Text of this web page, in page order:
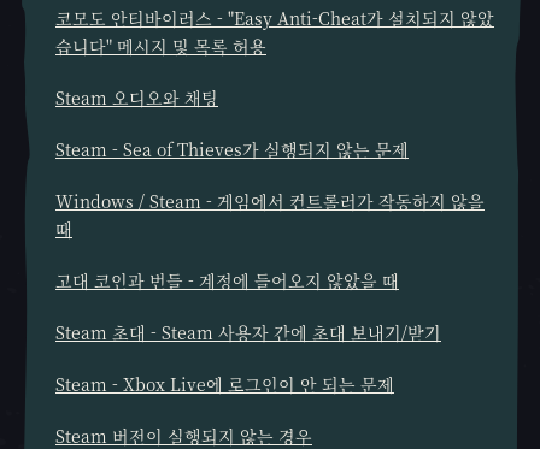
코모도 안티바이러스 - "Easy Anti-Cheat가 설치되지 않았
습니다" 메시지 및 목록 허용
Steam 오디오와 채팅
Steam - Sea of Thieves가 실행되지 않는 문제
Windows / Steam - 게임에서 컨트롤러가 작동하지 않을
때
고대 코인과 번들 - 계정에 들어오지 않았을 때
Steam 초대 - Steam 사용자 간에 초대 보내기/받기
Steam - Xbox Live에 로그인이 안 되는 문제
Steam 버전이 실행되지 않는 경우